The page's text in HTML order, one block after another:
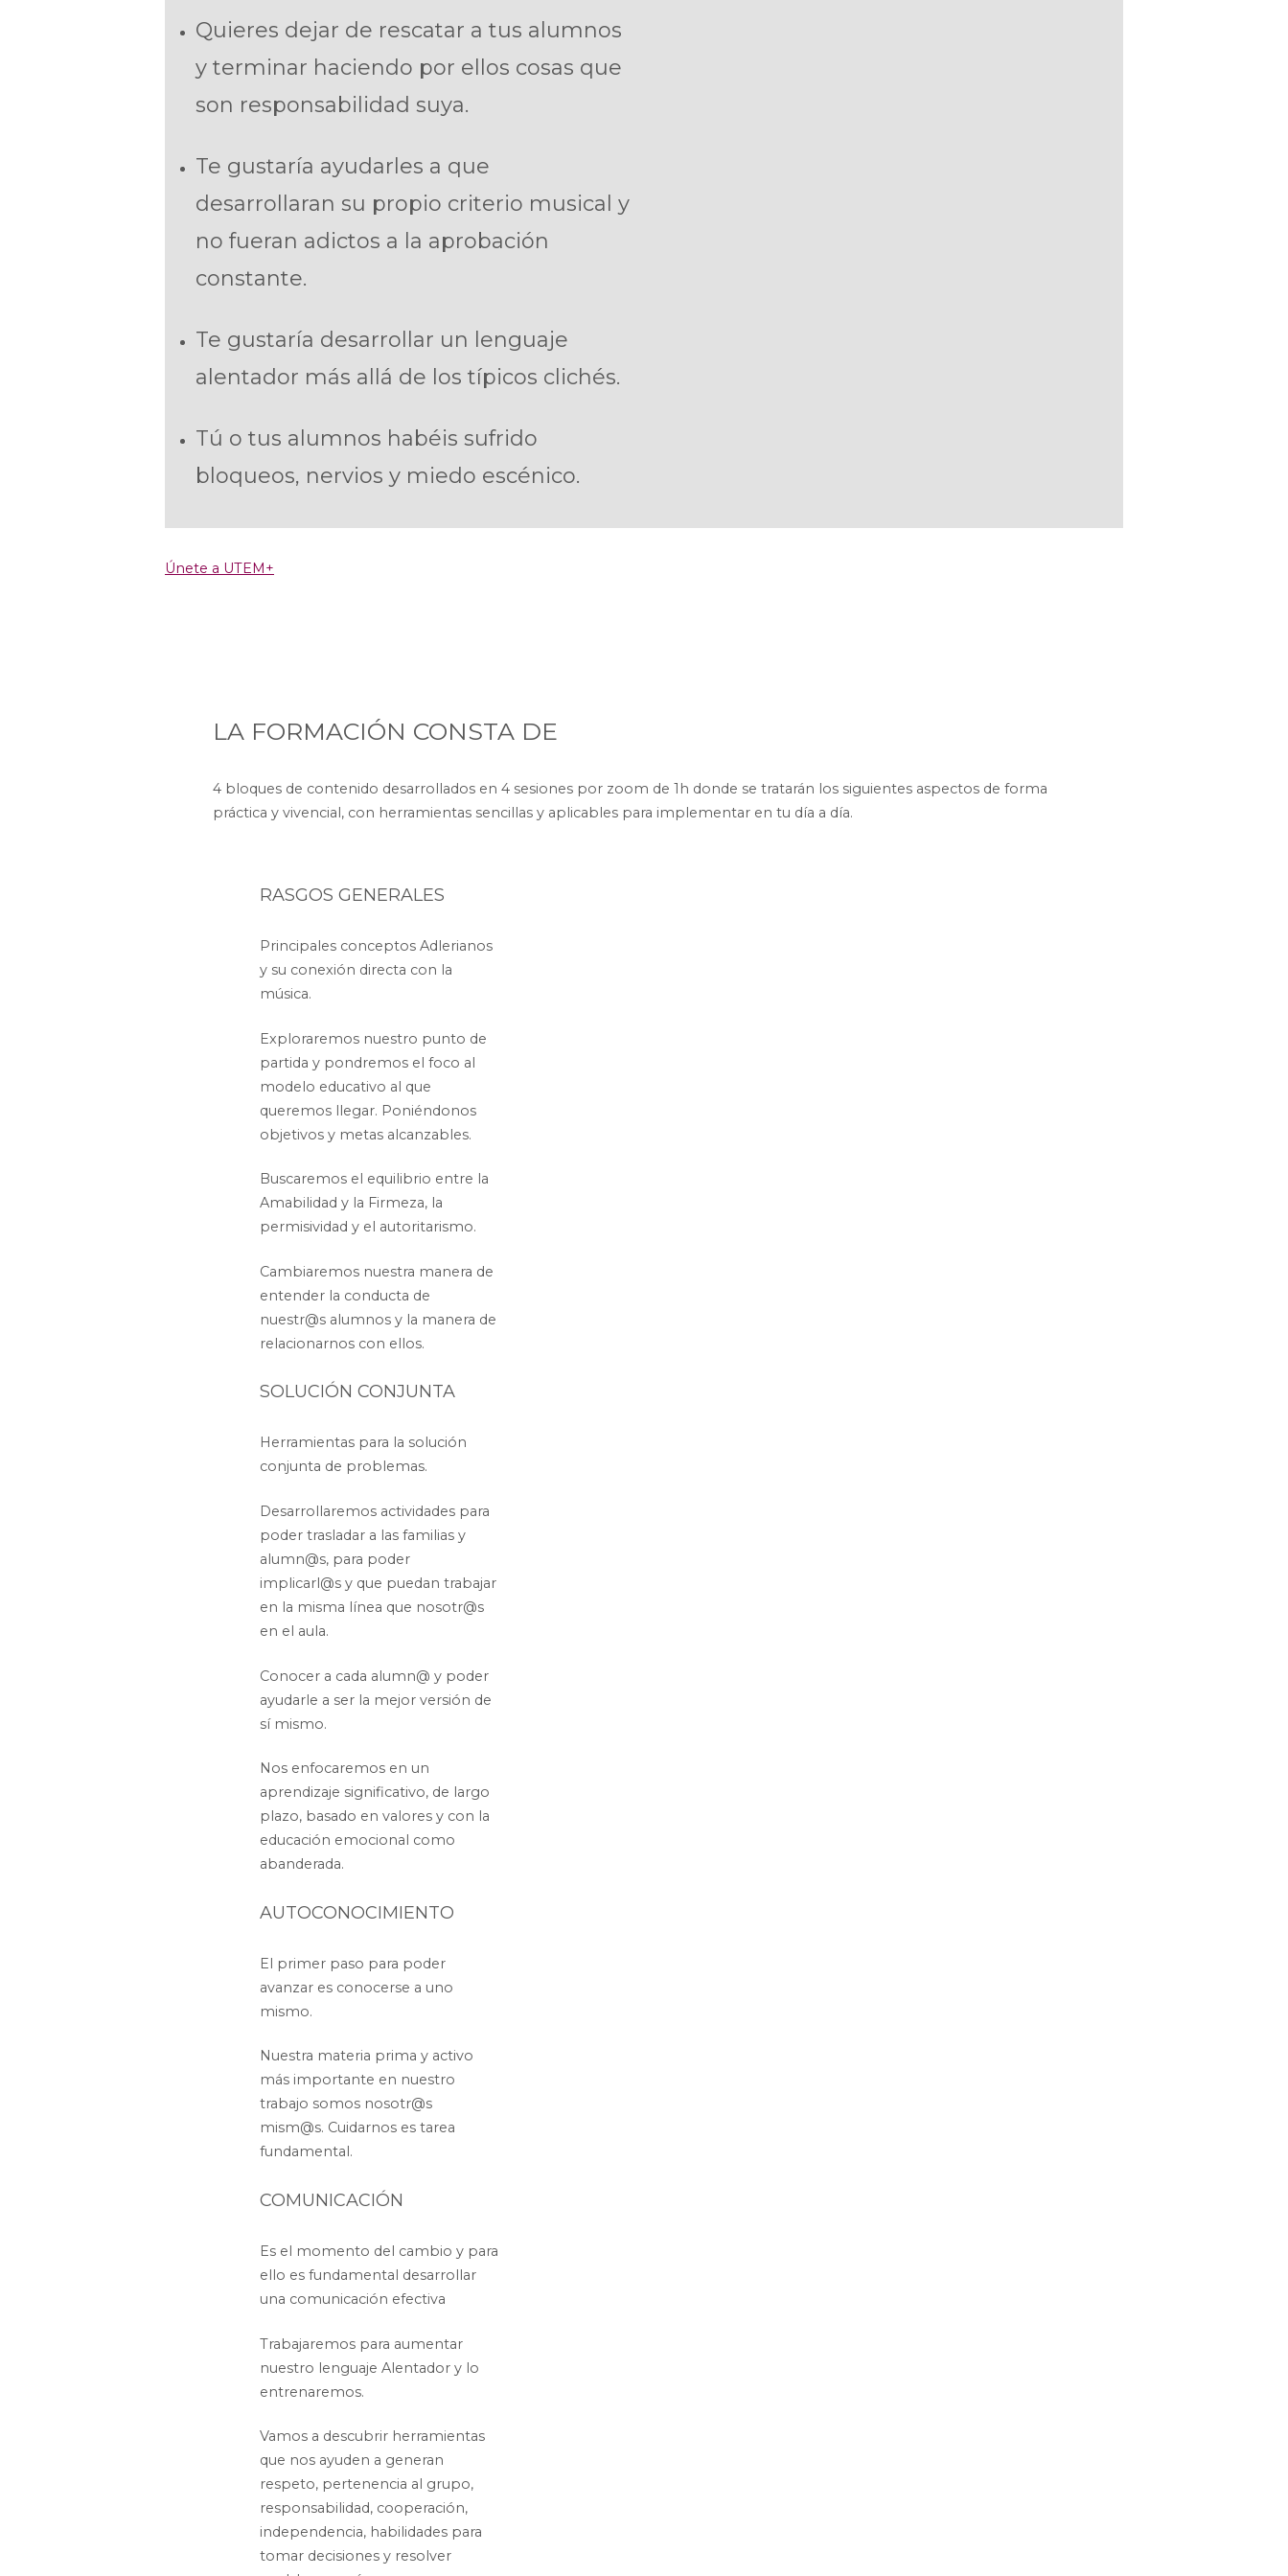
Quieres dejar de rescatar a tus alumnos
y terminar haciendo por ellos cosas que
son responsabilidad suya.
Te gustaría ayudarles a que
desarrollaran su propio criterio musical y
no fueran adictos a la aprobación
constante.
Te gustaría desarrollar un lenguaje
alentador más allá de los típicos clichés.
Tú o tus alumnos habéis sufrido
bloqueos, nervios y miedo escénico.
Únete a UTEM+
LA FORMACIÓN CONSTA DE
4 bloques de contenido desarrollados en 4 sesiones por zoom de 1h donde se tratarán los siguientes aspectos de forma
práctica y vivencial, con herramientas sencillas y aplicables para implementar en tu día a día.
RASGOS GENERALES
Principales conceptos Adlerianos
y su conexión directa con la
música.
Exploraremos nuestro punto de
partida y pondremos el foco al
modelo educativo al que
queremos llegar. Poniéndonos
objetivos y metas alcanzables.
Buscaremos el equilibrio entre la
Amabilidad y la Firmeza, la
permisividad y el autoritarismo.
Cambiaremos nuestra manera de
entender la conducta de
nuestr@s alumnos y la manera de
relacionarnos con ellos.
SOLUCIÓN CONJUNTA
Herramientas para la solución
conjunta de problemas.
Desarrollaremos actividades para
poder trasladar a las familias y
alumn@s, para poder
implicarl@s y que puedan trabajar
en la misma línea que nosotr@s
en el aula.
Conocer a cada alumn@ y poder
ayudarle a ser la mejor versión de
sí mismo.
Nos enfocaremos en un
aprendizaje significativo, de largo
plazo, basado en valores y con la
educación emocional como
abanderada.
AUTOCONOCIMIENTO
El primer paso para poder
avanzar es conocerse a uno
mismo.
Nuestra materia prima y activo
más importante en nuestro
trabajo somos nosotr@s
mism@s. Cuidarnos es tarea
fundamental.
COMUNICACIÓN
Es el momento del cambio y para
ello es fundamental desarrollar
una comunicación efectiva
Trabajaremos para aumentar
nuestro lenguaje Alentador y lo
entrenaremos.
Vamos a descubrir herramientas
que nos ayuden a generan
respeto, pertenencia al grupo,
responsabilidad, cooperación,
independencia, habilidades para
tomar decisiones y resolver